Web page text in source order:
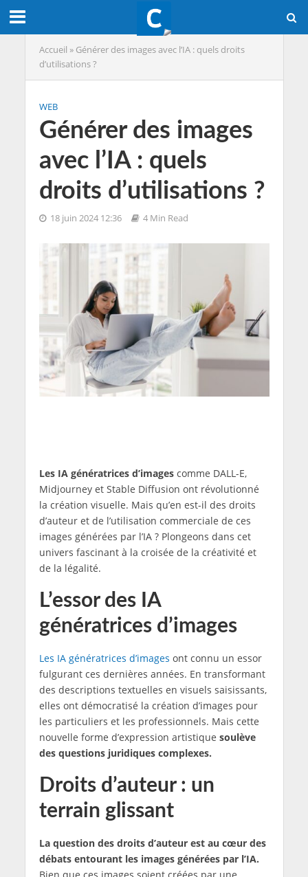
Accueil » Générer des images avec l’IA : quels droits
d’utilisations ?
WEB
Générer des images
avec l’IA : quels
droits d’utilisations ?
18 juin 2024 12:36 4 Min Read
Les IA génératrices d’images comme DALL-E,
Midjourney et Stable Diffusion ont révolutionné
la création visuelle. Mais qu’en est-il des droits
d’auteur et de l’utilisation commerciale de ces
images générées par l’IA ? Plongeons dans cet
univers fascinant à la croisée de la créativité et
de la légalité.
L’essor des IA
génératrices d’images
Les IA génératrices d’images ont connu un essor
fulgurant ces dernières années. En transformant
des descriptions textuelles en visuels saisissants,
elles ont démocratisé la création d’images pour
les particuliers et les professionnels. Mais cette
nouvelle forme d’expression artistique soulève
des questions juridiques complexes.
Droits d’auteur : un
terrain glissant
La question des droits d’auteur est au cœur des
débats entourant les images générées par l’IA.